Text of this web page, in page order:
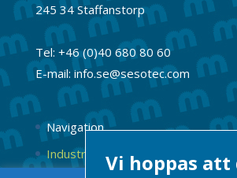
245 34 Staffanstorp
Tel: +46 (0)40 680 80 60
E-mail: info.se@sesotec.com
Navigation
IndustrimagneterVi hoppas